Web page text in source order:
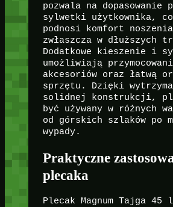
pozwala na dopasowanie
sylwetki użytkownika, co
podnosi komfort
zwłaszcza w dłuższych
Dodatkowe kieszenie i
umożliwiają
akcesoriów oraz łatwą
sprzętu. Dzięki
solidnej konstrukcji,
być używany w różnych
od górskich szlaków po
wypady.
Praktyczne
plecaka
Plecak Magnum Tajga